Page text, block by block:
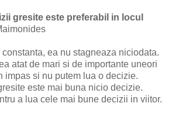
gresite este preferabil in locul
ea nu stagneaza niciodata.
atat de mari si de importante uneori
impas si nu putem lua o decizie.
este mai buna nicio decizie.
a lua cele mai bune decizii in viitor.